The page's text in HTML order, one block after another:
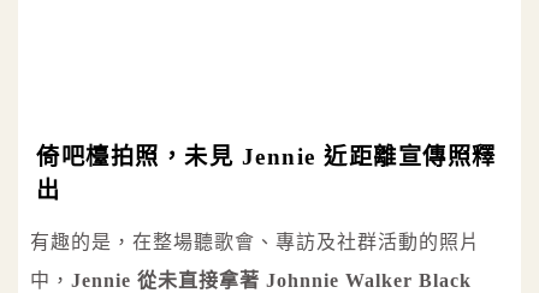
倚吧檯拍照，未見 Jennie 近距離宣傳照釋
出
有趣的是，在整場聽歌會、專訪及社群活動的照片
中， Jennie 從未直接拿著 Johnnie Walker Black